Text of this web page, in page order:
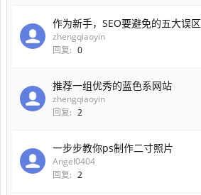
作为新手，SEO要避免的五大误区
zhengqiaoyin
回复: 0
推荐一组优秀的蓝色系网站
zhengqiaoyin
回复: 2
一步步教你ps制作二寸照片
Angel0404
回复: 2